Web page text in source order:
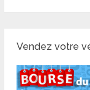
Vendez votre